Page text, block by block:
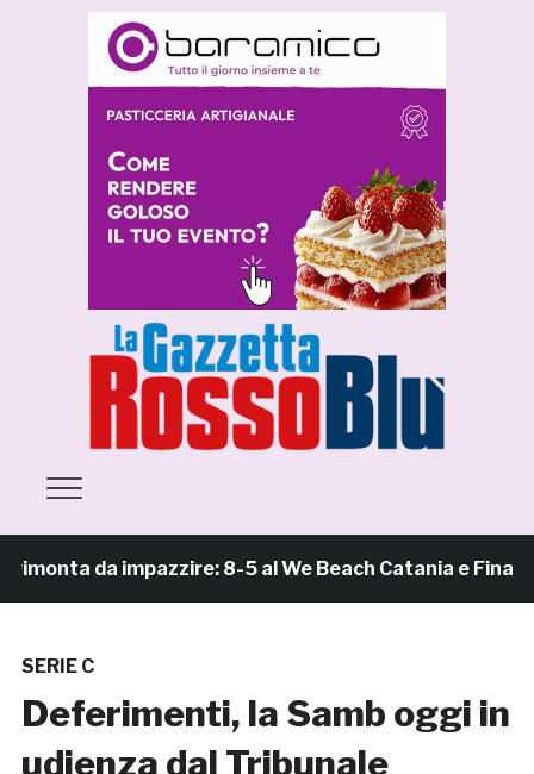
da impazzire: 8-5 al We Beach Catania e Finale
SERIE C
Deferimenti, la Samb oggi in
udienza dal Tribunale